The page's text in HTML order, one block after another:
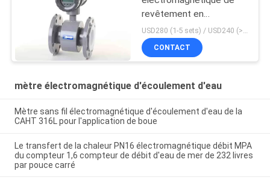
revêtement en
caoutchouc
CONTACT
mètre électromagnétique d'écoulement d'eau
Mètre sans fil électromagnétique d'écoulement d'eau de la
CAHT 316L pour l'application de boue
Le transfert de la chaleur PN16 électromagnétique débit MPA
du compteur 1,6 compteur de débit d'eau de mer de 232 livres
par pouce carré